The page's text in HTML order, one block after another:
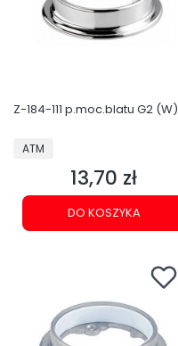
Z-184-111 p.moc.blatu G2 (W)
PRODUCENT
ATM
Cena
13,70 zł
DO KOSZYKA